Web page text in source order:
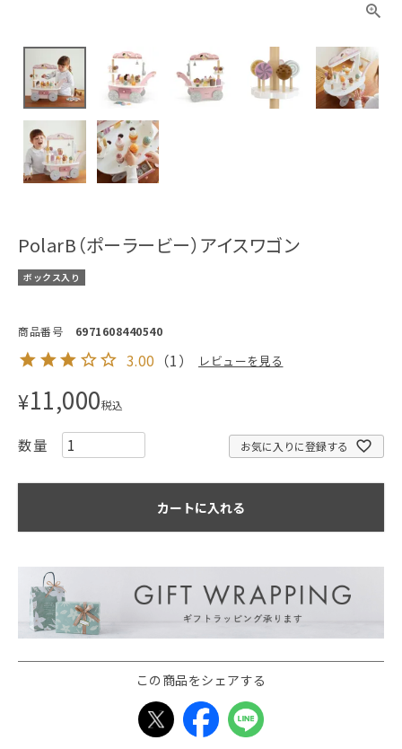
PolarB（ポーラービー）アイスワゴン
ボックス入り
商品番号 6971608440540
3.00 （1） レビューを見る
¥11,000税込
お気に入りに登録する
カートに入れる
この商品をシェアする